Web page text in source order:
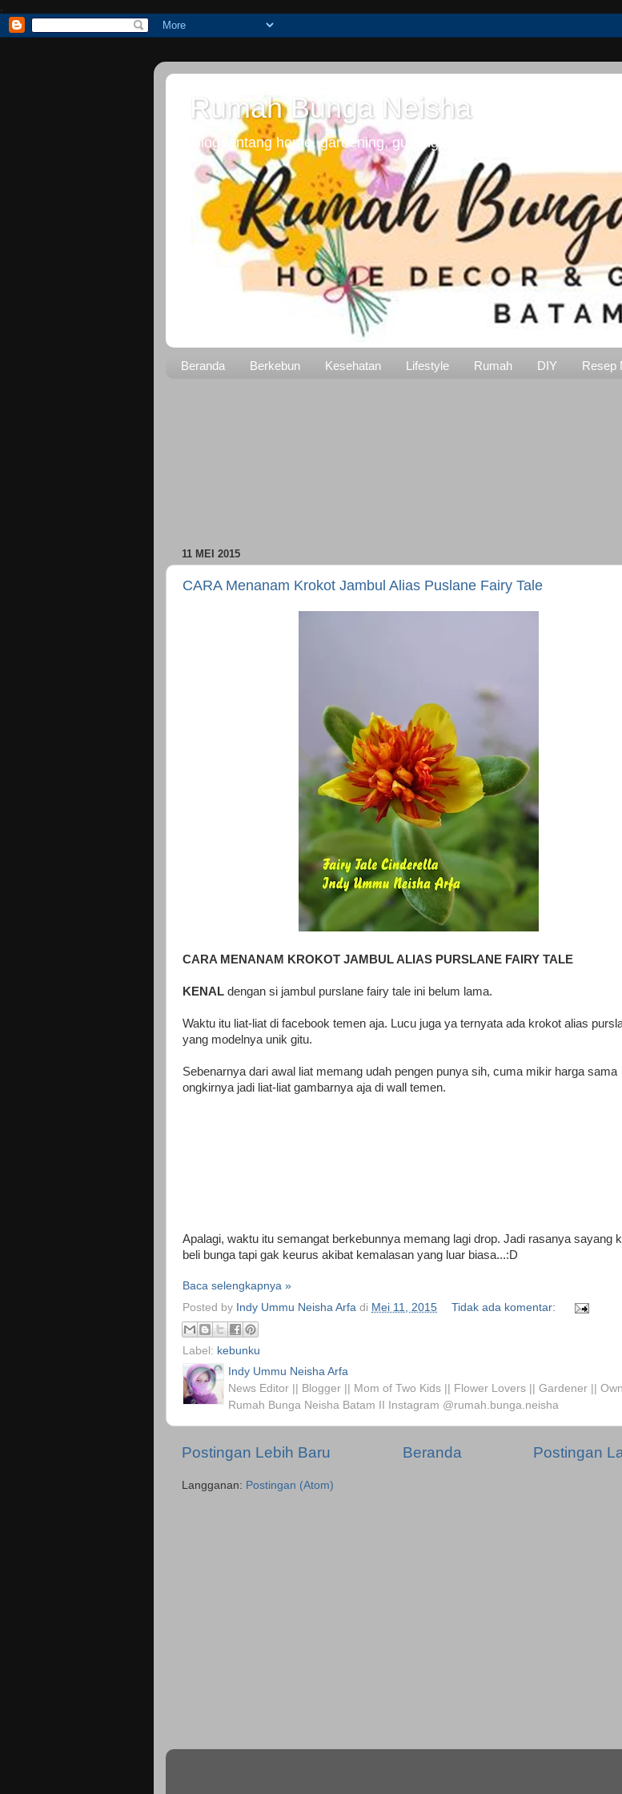
.
Rumah Bunga Neisha
Blog tentang home, gardening, guiding dan lifestyle
Beranda Berkebun Kesehatan Lifestyle Rumah DIY Resep
11 MEI 2015
CARA Menanam Krokot Jambul Alias Puslane Fairy Tale
CARA MENANAM KROKOT JAMBUL ALIAS PURSLANE FAIRY TALE
KENAL dengan si jambul purslane fairy tale ini belum lama.
Waktu itu liat-liat di facebook temen aja. Lucu juga ya ternyata ada krokot alias
yang modelnya unik gitu.
Sebenarnya dari awal liat memang udah pengen punya sih, cuma mikir harga sama
ongkirnya jadi liat-liat gambarnya aja di wall temen.
Apalagi, waktu itu semangat berkebunnya memang lagi drop. Jadi rasanya sayang
beli bunga tapi gak keurus akibat kemalasan yang luar biasa...:D
Baca selengkapnya »
Posted by Indy Ummu Neisha Arfa di Mei 11, 2015 Tidak ada komentar:
Label: kebunku
Indy Ummu Neisha Arfa
News Editor || Blogger || Mom of Two Kids || Flower Lovers || Gardener ||
Rumah Bunga Neisha Batam II Instagram @rumah.bunga.neisha
Postingan Lebih Baru Postingan
Beranda
Langganan: Postingan (Atom)